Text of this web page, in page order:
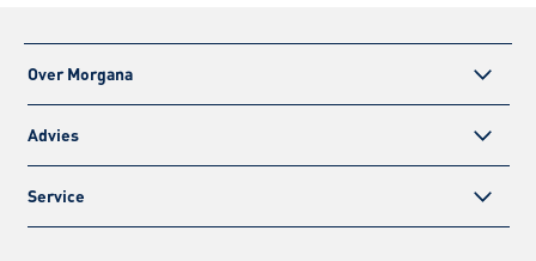
Over Morgana
Advies
Service